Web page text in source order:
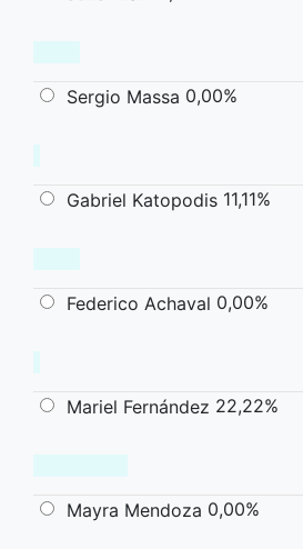
Sergio Massa 0,00%
Gabriel Katopodis 11,11%
Federico Achaval 0,00%
Mariel Fernández 22,22%
Mayra Mendoza 0,00%